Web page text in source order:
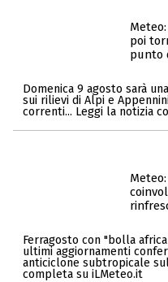
poi
punto
Domenica 9 agosto sarà
sui rilievi di Alpi e
correnti... Leggi la notizia
Ferragosto con "bolla
ultimi aggiornamenti
anticiclone subtropicale
completa su iLMeteo.it